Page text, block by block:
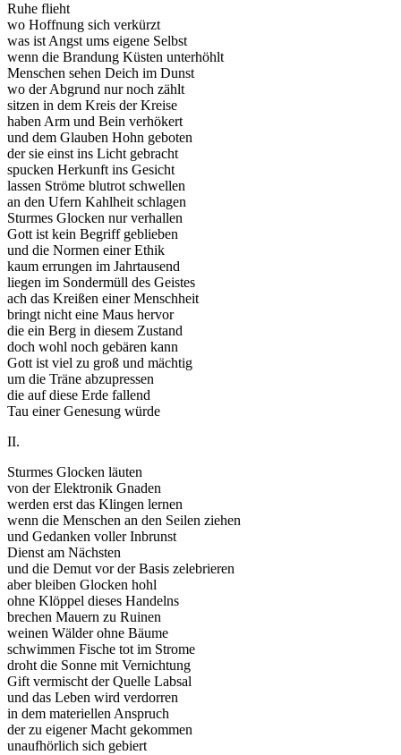
Ruhe flieht
wo Hoffnung sich verkürzt
was ist Angst ums eigene Selbst
wenn die Brandung Küsten unterhöhlt
Menschen sehen Deich im Dunst
wo der Abgrund nur noch zählt
sitzen in dem Kreis der Kreise
haben Arm und Bein verhökert
und dem Glauben Hohn geboten
der sie einst ins Licht gebracht
spucken Herkunft ins Gesicht
lassen Ströme blutrot schwellen
an den Ufern Kahlheit schlagen
Sturmes Glocken nur verhallen
Gott ist kein Begriff geblieben
und die Normen einer Ethik
kaum errungen im Jahrtausend
liegen im Sondermüll des Geistes
ach das Kreißen einer Menschheit
bringt nicht eine Maus hervor
die ein Berg in diesem Zustand
doch wohl noch gebären kann
Gott ist viel zu groß und mächtig
um die Träne abzupressen
die auf diese Erde fallend
Tau einer Genesung würde
II.
Sturmes Glocken läuten
von der Elektronik Gnaden
werden erst das Klingen lernen
wenn die Menschen an den Seilen ziehen
und Gedanken voller Inbrunst
Dienst am Nächsten
und die Demut vor der Basis zelebrieren
aber bleiben Glocken hohl
ohne Klöppel dieses Handelns
brechen Mauern zu Ruinen
weinen Wälder ohne Bäume
schwimmen Fische tot im Strome
droht die Sonne mit Vernichtung
Gift vermischt der Quelle Labsal
und das Leben wird verdorren
in dem materiellen Anspruch
der zu eigener Macht gekommen
unaufhörlich sich gebiert